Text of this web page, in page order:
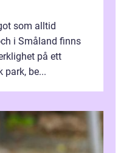
som alltid
i Småland finns
på ett
park, be...